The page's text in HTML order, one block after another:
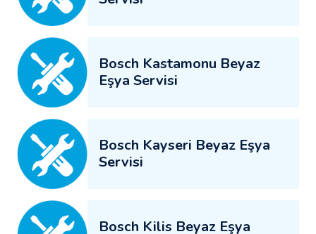
Bosch Kastamonu Beyaz
Eşya Servisi
Bosch Kayseri Beyaz Eşya
Servisi
Bosch Kilis Beyaz Eşya